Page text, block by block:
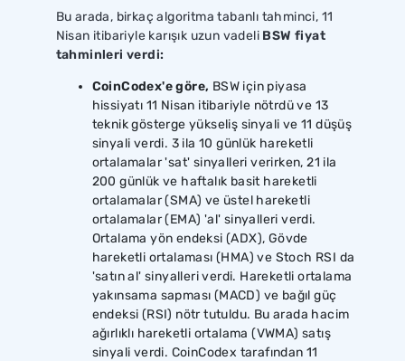
Bu arada, birkaç algoritma tabanlı tahminci, 11
Nisan itibariyle karışık uzun vadeli BSW fiyat
tahminleri verdi:
CoinCodex'e göre, BSW için piyasa
hissiyatı 11 Nisan itibariyle nötrdü ve 13
teknik gösterge yükseliş sinyali ve 11 düşüş
sinyali verdi. 3 ila 10 günlük hareketli
ortalamalar 'sat' sinyalleri verirken, 21 ila
200 günlük ve haftalık basit hareketli
ortalamalar (SMA) ve üstel hareketli
ortalamalar (EMA) 'al' sinyalleri verdi.
Ortalama yön endeksi (ADX), Gövde
hareketli ortalaması (HMA) ve Stoch RSI da
'satın al' sinyalleri verdi. Hareketli ortalama
yakınsama sapması (MACD) ve bağıl güç
endeksi (RSI) nötr tutuldu. Bu arada hacim
ağırlıklı hareketli ortalama (VWMA) satış
sinyali verdi. CoinCodex tarafından 11